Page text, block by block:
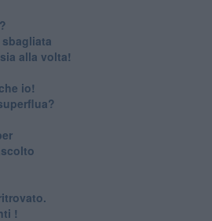
alla volta!
io!
!